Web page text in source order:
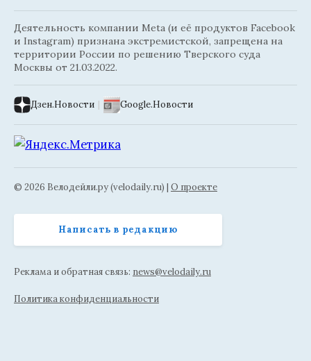
Деятельность компании Meta (и её продуктов Facebook
и Instagram) признана экстремистской, запрещена на
территории России по решению Тверского суда
Москвы от 21.03.2022.
Дзен.Новости | Google.Новости
© 2026 Велодейли.ру (velodaily.ru) | О проекте
Написать в редакцию
Реклама и обратная связь: news@velodaily.ru
Политика конфиденциальности